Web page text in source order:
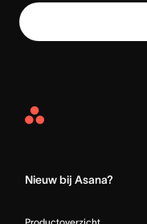
Asana
Nieuw bij Asana?